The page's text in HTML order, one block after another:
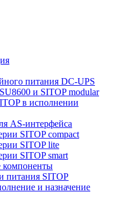
питания DC-UPS
и SITOP modular
в исполнении
AS-интерфейса
SITOP compact
SITOP lite
SITOP smart
компоненты
питания SITOP
и назначение